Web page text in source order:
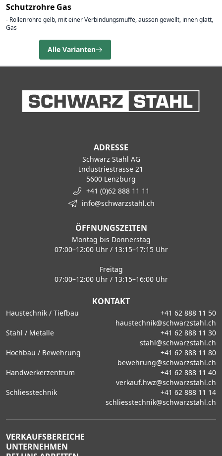
Schutzrohre Gas
- Rollenrohre gelb, mit einer Verbindungsmuffe, aussen gewellt, innen glatt,
Gas
Alle Varianten
ADRESSE
Schwarz Stahl AG
Industriestrasse 21
5600 Lenzburg
+41 (0)62 888 11 11
info@schwarzstahl.ch
ÖFFNUNGSZEITEN
Montag bis Donnerstag
07:00–12:00 Uhr / 13:15–17:15 Uhr
Freitag
07:00–12:00 Uhr / 13:15–16:00 Uhr
KONTAKT
Haustechnik / Tiefbau
+41 62 888 11 50
haustechnik@schwarzstahl.ch
Stahl / Metalle
+41 62 888 11 30
stahl@schwarzstahl.ch
Hochbau / Bewehrung
+41 62 888 11 80
bewehrung@schwarzstahl.ch
Handwerkerzentrum
+41 62 888 11 40
verkauf.hwz@schwarzstahl.ch
Schliesstechnik
+41 62 888 11 14
schliesstechnik@schwarzstahl.ch
VERKAUFSBEREICHE
UNTERNEHMEN